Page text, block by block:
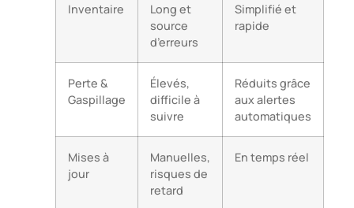
Inventaire
Long et
source
d’erreurs
Simplifié et
rapide
Perte &
Gaspillage
Élevés,
difficile à
suivre
Réduits grâce
aux alertes
automatiques
Mises à
jour
Manuelles,
risques de
retard
En temps réel